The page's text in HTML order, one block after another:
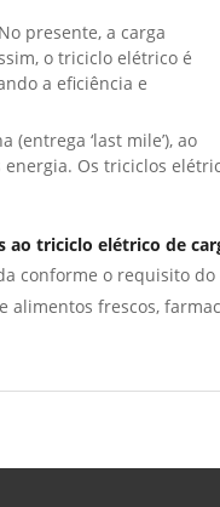
presente, a carga
o triciclo elétrico é
a eficiência e
‘last mile’), ao
Os triciclos
ao triciclo elétrico de
conforme o requisito do
frescos,